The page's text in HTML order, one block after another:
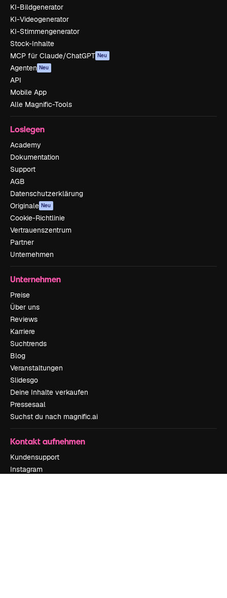
KI-Bildgenerator
KI-Videogenerator
KI-Stimmengenerator
Stock-Inhalte
MCP für Claude/ChatGPT Neu
Agenten Neu
API
Mobile App
Alle Magnific-Tools
Loslegen
Academy
Dokumentation
Support
AGB
Datenschutzerklärung
Originale Neu
Cookie-Richtlinie
Vertrauenszentrum
Partner
Unternehmen
Unternehmen
Preise
Über uns
Reviews
Karriere
Suchtrends
Blog
Veranstaltungen
Slidesgo
Deine Inhalte verkaufen
Pressesaal
Suchst du nach magnific.ai
Kontakt aufnehmen
Kundensupport
Instagram